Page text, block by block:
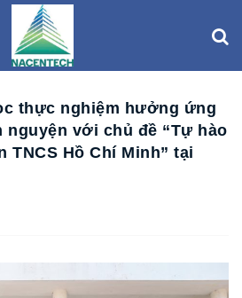
thực nghiệm hưởng ứng
với chủ đề “Tự hào
TNCS Hồ Chí Minh” tại